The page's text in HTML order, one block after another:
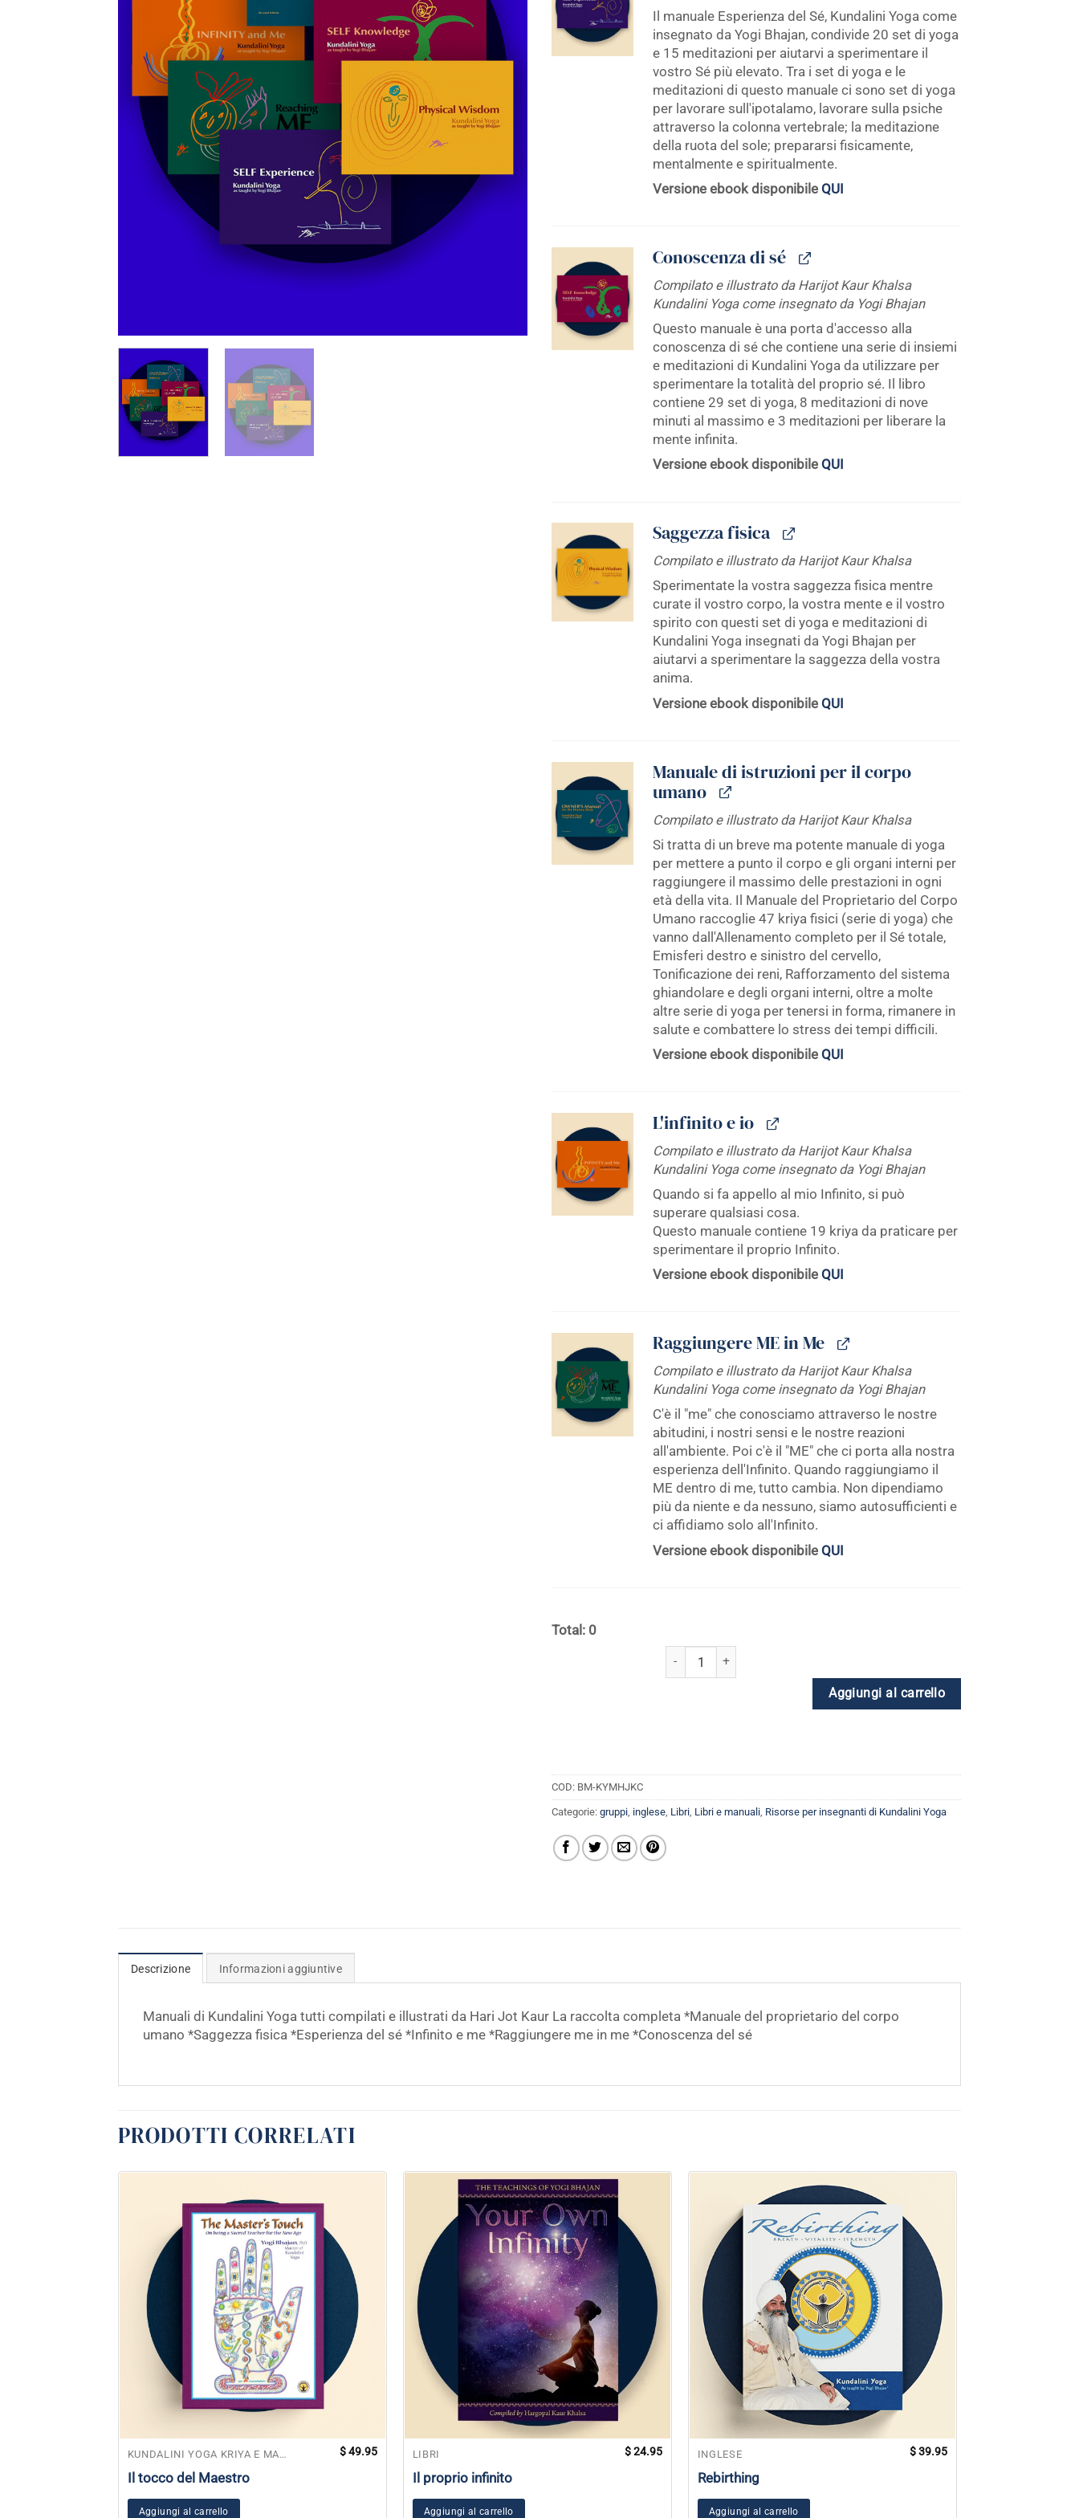
Il manuale Esperienza del Sé, Kundalini Yoga come
insegnato da Yogi Bhajan, condivide 20 set di yoga
e 15 meditazioni per aiutarvi a sperimentare il
vostro Sé più elevato. Tra i set di yoga e le
meditazioni di questo manuale ci sono set di yoga
per lavorare sull'ipotalamo, lavorare sulla psiche
attraverso la colonna vertebrale; la meditazione
della ruota del sole; prepararsi fisicamente,
mentalmente e spiritualmente.
Versione ebook disponibile QUI
Conoscenza di sé
Compilato e illustrato da Harijot Kaur Khalsa
Kundalini Yoga come insegnato da Yogi Bhajan
Questo manuale è una porta d'accesso alla
conoscenza di sé che contiene una serie di insiemi
e meditazioni di Kundalini Yoga da utilizzare per
sperimentare la totalità del proprio sé. Il libro
contiene 29 set di yoga, 8 meditazioni di nove
minuti al massimo e 3 meditazioni per liberare la
mente infinita.
Versione ebook disponibile QUI
Saggezza fisica
Compilato e illustrato da Harijot Kaur Khalsa
Sperimentate la vostra saggezza fisica mentre
curate il vostro corpo, la vostra mente e il vostro
spirito con questi set di yoga e meditazioni di
Kundalini Yoga insegnati da Yogi Bhajan per
aiutarvi a sperimentare la saggezza della vostra
anima.
Versione ebook disponibile QUI
Manuale di istruzioni per il corpo
umano
Compilato e illustrato da Harijot Kaur Khalsa
Si tratta di un breve ma potente manuale di yoga
per mettere a punto il corpo e gli organi interni per
raggiungere il massimo delle prestazioni in ogni
età della vita. Il Manuale del Proprietario del Corpo
Umano raccoglie 47 kriya fisici (serie di yoga) che
vanno dall'Allenamento completo per il Sé totale,
Emisferi destro e sinistro del cervello,
Tonificazione dei reni, Rafforzamento del sistema
ghiandolare e degli organi interni, oltre a molte
altre serie di yoga per tenersi in forma, rimanere in
salute e combattere lo stress dei tempi difficili.
Versione ebook disponibile QUI
L'infinito e io
Compilato e illustrato da Harijot Kaur Khalsa
Kundalini Yoga come insegnato da Yogi Bhajan
Quando si fa appello al mio Infinito, si può
superare qualsiasi cosa.
Questo manuale contiene 19 kriya da praticare per
sperimentare il proprio Infinito.
Versione ebook disponibile QUI
Raggiungere ME in Me
Compilato e illustrato da Harijot Kaur Khalsa
Kundalini Yoga come insegnato da Yogi Bhajan
C'è il "me" che conosciamo attraverso le nostre
abitudini, i nostri sensi e le nostre reazioni
all'ambiente. Poi c'è il "ME" che ci porta alla nostra
esperienza dell'Infinito. Quando raggiungiamo il
ME dentro di me, tutto cambia. Non dipendiamo
più da niente e da nessuno, siamo autosufficienti e
ci affidiamo solo all'Infinito.
Versione ebook disponibile QUI
Total: 0
Manuali di Kundalini Yoga di Hari Jot Kaur - Collezione completa quantità
Aggiungi al carrello
COD: BM-KYMHJKC
Categorie: gruppi inglese Libri Libri e manuali Risorse per insegnanti di Kundalini Yoga
Descrizione Informazioni aggiuntive
Manuali di Kundalini Yoga tutti compilati e illustrati da Hari Jot Kaur La raccolta completa *Manuale del proprietario del corpo
umano *Saggezza fisica *Esperienza del sé *Infinito e me *Raggiungere me in me *Conoscenza del sé
PRODOTTI CORRELATI
KUNDALINI YOGA KRIYA E MANUALI DI MEDITAZIONE
Il tocco del Maestro
$49.95
Aggiungi al carrello
LIBRI
Il proprio infinito
$24.95
Aggiungi al carrello
INGLESE
Rebirthing
$39.95
Aggiungi al carrello